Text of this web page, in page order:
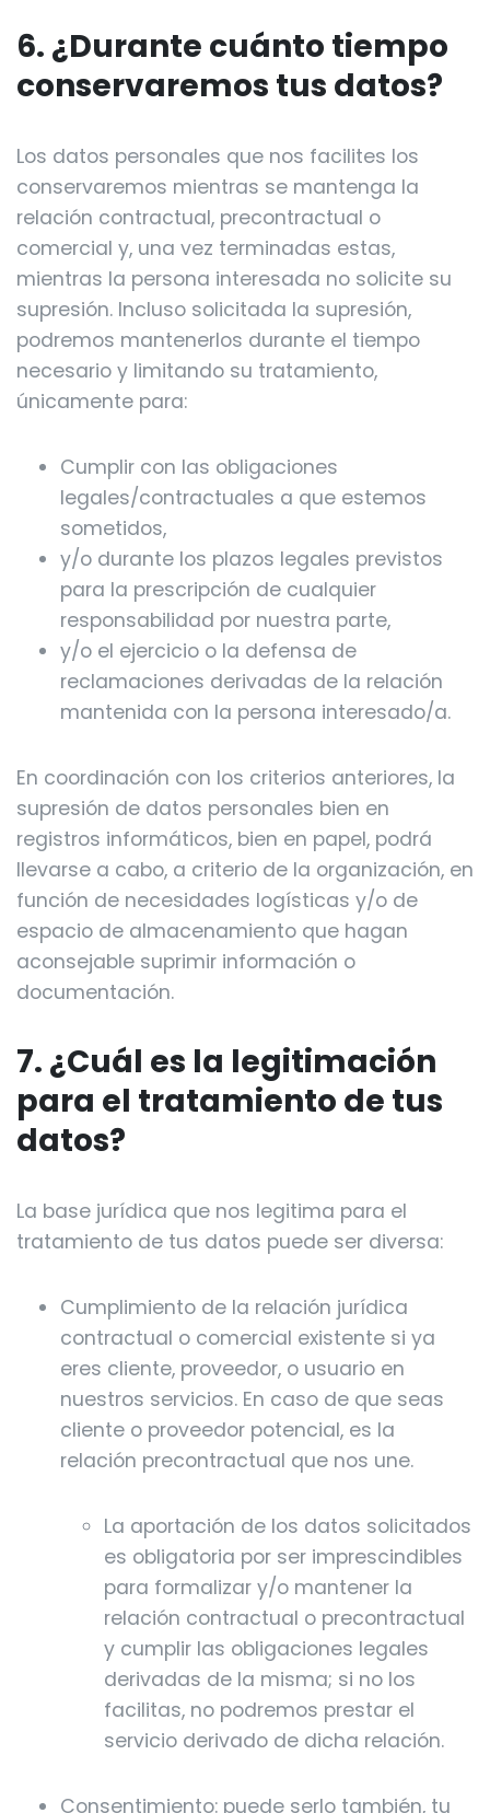
6. ¿Durante cuánto tiempo
conservaremos tus datos?
Los datos personales que nos facilites los
conservaremos mientras se mantenga la
relación contractual, precontractual o
comercial y, una vez terminadas estas,
mientras la persona interesada no solicite su
supresión. Incluso solicitada la supresión,
podremos mantenerlos durante el tiempo
necesario y limitando su tratamiento,
únicamente para:
Cumplir con las obligaciones
legales/contractuales a que estemos
sometidos,
y/o durante los plazos legales previstos
para la prescripción de cualquier
responsabilidad por nuestra parte,
y/o el ejercicio o la defensa de
reclamaciones derivadas de la relación
mantenida con la persona interesado/a.
En coordinación con los criterios anteriores, la
supresión de datos personales bien en
registros informáticos, bien en papel, podrá
llevarse a cabo, a criterio de la organización, en
función de necesidades logísticas y/o de
espacio de almacenamiento que hagan
aconsejable suprimir información o
documentación.
7. ¿Cuál es la legitimación
para el tratamiento de tus
datos?
La base jurídica que nos legitima para el
tratamiento de tus datos puede ser diversa:
Cumplimiento de la relación jurídica
contractual o comercial existente si ya
eres cliente, proveedor, o usuario en
nuestros servicios. En caso de que seas
cliente o proveedor potencial, es la
relación precontractual que nos une.
La aportación de los datos solicitados
es obligatoria por ser imprescindibles
para formalizar y/o mantener la
relación contractual o precontractual
y cumplir las obligaciones legales
derivadas de la misma; si no los
facilitas, no podremos prestar el
servicio derivado de dicha relación.
Consentimiento: puede serlo también, tu